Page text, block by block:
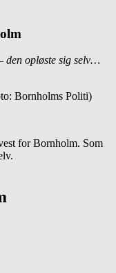
den opløste sig selv…
Bornholms Politi)
for Bornholm. Som